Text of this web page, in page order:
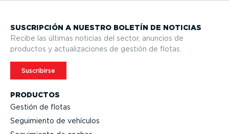
PRODUCTOS
Gestión de flotas
Seguimiento de vehículos
SUSCRIPCIÓN A NUESTRO BOLETÍN DE NOTICIAS
Recibe las últimas noticias del sector, anuncios de
productos y actua­li­za­ciones de gestión de flotas.
Suscribirse